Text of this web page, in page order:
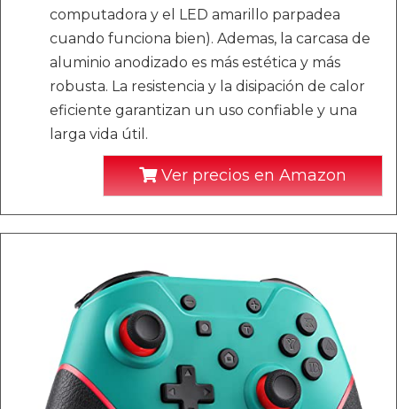
computadora y el LED amarillo parpadea
cuando funciona bien). Ademas, la carcasa de
aluminio anodizado es más estética y más
robusta. La resistencia y la disipación de calor
eficiente garantizan un uso confiable y una
larga vida útil.
Ver precios en Amazon